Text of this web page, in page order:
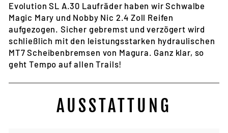
Evolution SL A.30 Laufräder haben wir Schwalbe
Magic Mary und Nobby Nic 2.4 Zoll Reifen
aufgezogen. Sicher gebremst und verzögert wird
schließlich mit den leistungsstarken hydraulischen
MT7 Scheibenbremsen von Magura. Ganz klar, so
geht Tempo auf allen Trails!
AUSSTATTUNG